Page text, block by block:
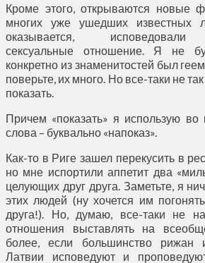
Кроме этого, открываются новые
многих уже ушедших известных
оказывается, исповедовали
сексуальные отношение. Я не
конкретно из знаменитостей был
поверьте, их много. Но все-таки не
показать.
Причем «показать» я использую во
слова – буквально «напоказ».
Как-то в Риге зашел перекусить в
но мне испортили аппетит два
целующих друг друга. Заметьте, я
этих людей (ну хочется им
друга!). Но, думаю, все-таки не
отношения выставлять на
более, если большинство рижан
Латвии исповедуют и